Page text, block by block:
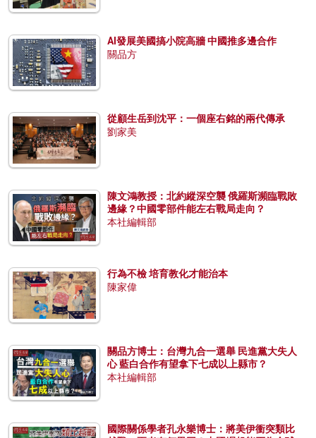
AI發展美國搞小院高牆 中國推多邊合作
關品方
從顧生岳到沈平：一個座右銘的兩代傳承
劉家美
陳文鴻教授：北約縱深空襲 俄羅斯瀕臨戰敗
邊緣？中國零部件能左右戰局走向？
本社編輯部
行為不檢 培育教化才能治本
陳家偉
關品方博士：台灣九合一選舉 民進黨大失人
心 藍白合作有望拿下七成以上縣市？
本社編輯部
國際關係學者孔永樂博士：將美伊衝突類比